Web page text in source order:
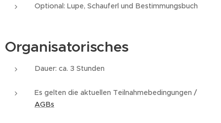
Optional: Lupe, Schauferl und Bestimmungsbuch
Organisatorisches
Dauer: ca. 3 Stunden
Es gelten die aktuellen Teilnahmebedingungen /
AGBs